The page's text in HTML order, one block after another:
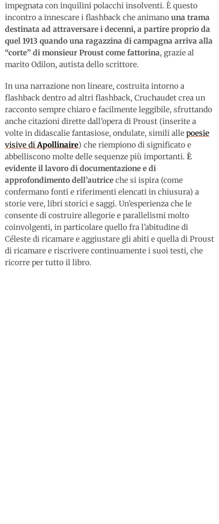
impegnata con inquilini polacchi insolventi. È questo
incontro a innescare i flashback che animano una trama
destinata ad attraversare i decenni, a partire proprio da
quel 1913 quando una ragazzina di campagna arriva alla
“corte” di monsieur Proust come fattorina, grazie al
marito Odilon, autista dello scrittore.
In una narrazione non lineare, costruita intorno a
flashback dentro ad altri flashback, Cruchaudet crea un
racconto sempre chiaro e facilmente leggibile, sfruttando
anche citazioni dirette dall’opera di Proust (inserite a
volte in didascalie fantasiose, ondulate, simili alle poesie
visive di Apollinaire) che riempiono di significato e
abbelliscono molte delle sequenze più importanti. È
evidente il lavoro di documentazione e di
approfondimento dell’autrice che si ispira (come
confermano fonti e riferimenti elencati in chiusura) a
storie vere, libri storici e saggi. Un’esperienza che le
consente di costruire allegorie e parallelismi molto
coinvolgenti, in particolare quello fra l’abitudine di
Céleste di ricamare e aggiustare gli abiti e quella di Proust
di ricamare e riscrivere continuamente i suoi testi, che
ricorre per tutto il libro.